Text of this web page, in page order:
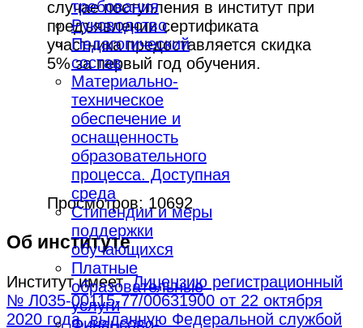
требования
Руководство
Педагогический
состав
Материально-
техническое
обеспечение и
оснащенность
образовательного
процесса. Доступная
среда
Стипендии и меры
поддержки
обучающихся
Платные
образовательные
услуги
Финансово-
случае поступления в институт при
предъявлении сертификата
участника предоставляется скидка
5% за первый год обучения.
Просмотров: 10692
Об институте
Институт имеет Лицензию регистрационный
№ Л035-00115-77/00631900 от 22 октября
2020 года, выданную Федеральной службой